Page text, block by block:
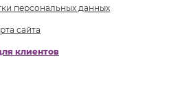
персональных данных
сайта
клиентов